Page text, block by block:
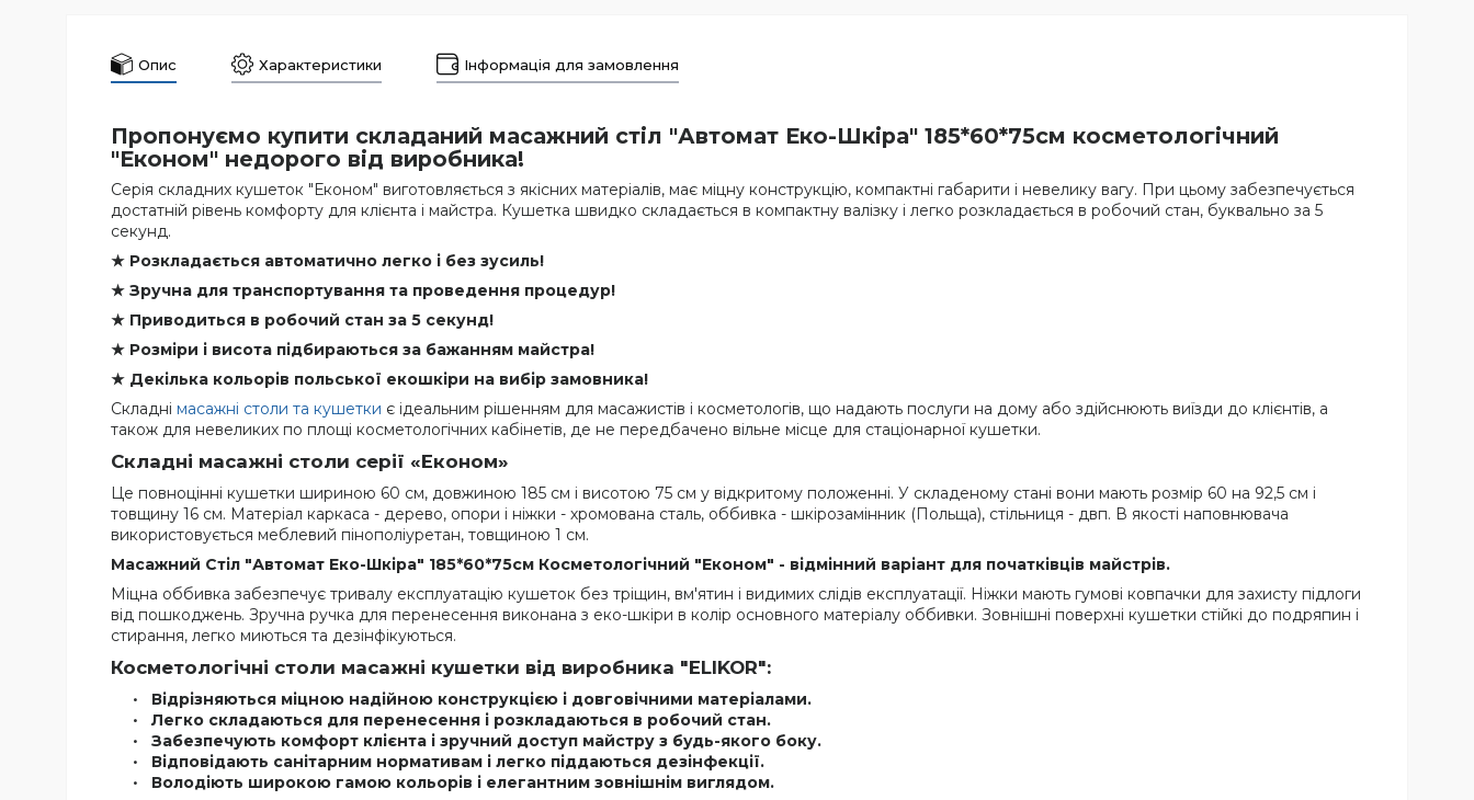
Опис Характеристики Інформація для замовлення
Пропонуємо купити складаний масажний стіл "Автомат Еко-Шкіра" 185*60*75см косметологічний
"Економ" недорого від виробника!
Серія складних кушеток "Економ" виготовляється з якісних матеріалів, має міцну конструкцію, компактні габарити і невелику вагу. При цьому забезпечується
достатній рівень комфорту для клієнта і майстра. Кушетка швидко складається в компактну валізку і легко розкладається в робочий стан, буквально за 5
секунд.
★ Розкладається автоматично легко і без зусиль!
★ Зручна для транспортування та проведення процедур!
★ Приводиться в робочий стан за 5 секунд!
★ Розміри і висота підбираються за бажанням майстра!
★ Декілька кольорів польської екошкіри на вибір замовника!
Складні масажні столи та кушетки є ідеальним рішенням для масажистів і косметологів, що надають послуги на дому або здійснюють виїзди до клієнтів, а
також для невеликих по площі косметологічних кабінетів, де не передбачено вільне місце для стаціонарної кушетки.
Складні масажні столи серії «Економ»
Це повноцінні кушетки шириною 60 см, довжиною 185 см і висотою 75 см у відкритому положенні. У складеному стані вони мають розмір 60 на 92,5 см і
товщину 16 см. Матеріал каркаса - дерево, опори і ніжки - хромована сталь, оббивка - шкірозамінник (Польща), стільниця - двп. В якості наповнювача
використовується меблевий пінополіуретан, товщиною 1 см.
Масажний Стіл "Автомат Еко-Шкіра" 185*60*75см Косметологічний "Економ" - відмінний варіант для початківців майстрів.
Міцна оббивка забезпечує тривалу експлуатацію кушеток без тріщин, вм'ятин і видимих слідів експлуатації. Ніжки мають гумові ковпачки для захисту підлоги
від пошкоджень. Зручна ручка для перенесення виконана з еко-шкіри в колір основного матеріалу оббивки. Зовнішні поверхні кушетки стійкі до подряпин і
стирання, легко миються та дезінфікуються.
Косметологічні столи масажні кушетки від виробника "ELIKOR":
Відрізняються міцною надійною конструкцією і довговічними матеріалами.
Легко складаються для перенесення і розкладаються в робочий стан.
Забезпечують комфорт клієнта і зручний доступ майстру з будь-якого боку.
Відповідають санітарним нормативам і легко піддаються дезінфекції.
Володіють широкою гамою кольорів і елегантним зовнішнім виглядом.